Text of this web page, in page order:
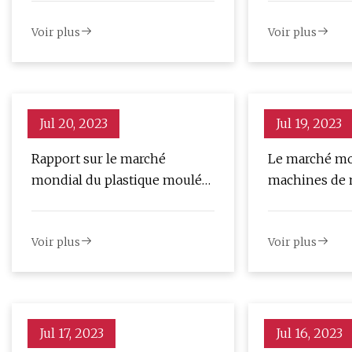
l’entreprise
Voir plus
MOULAGE
Voir plus
Jul 20, 2023
Rapport sur le marché
mondial du plastique moulé
Voir plus
Jul 19, 2023
Le marché
machines de
dollars d’ici
Voir plus
Jul 17, 2023 Jul 16, 2023